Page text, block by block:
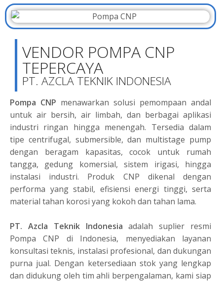
VENDOR POMPA CNP
TEPERCAYA
PT. AZCLA TEKNIK INDONESIA
Pompa CNP menawarkan solusi pemompaan andal
untuk air bersih, air limbah, dan berbagai aplikasi
industri ringan hingga menengah. Tersedia dalam
tipe centrifugal, submersible, dan multistage pump
dengan beragam kapasitas, cocok untuk rumah
tangga, gedung komersial, sistem irigasi, hingga
instalasi industri. Produk CNP dikenal dengan
performa yang stabil, efisiensi energi tinggi, serta
material tahan korosi yang kokoh dan tahan lama.
PT. Azcla Teknik Indonesia adalah suplier resmi
Pompa CNP di Indonesia, menyediakan layanan
konsultasi teknis, instalasi profesional, dan dukungan
purna jual. Dengan ketersediaan stok yang lengkap
dan didukung oleh tim ahli berpengalaman, kami siap